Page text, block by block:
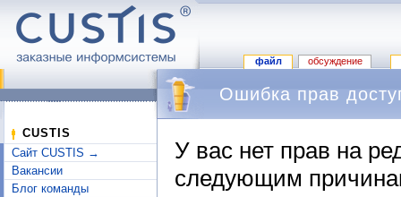
файл обсуждение
CUSTIS
Сайт CUSTIS →
Вакансии
Блог команды
Ошибка прав
У вас нет прав на
следующим